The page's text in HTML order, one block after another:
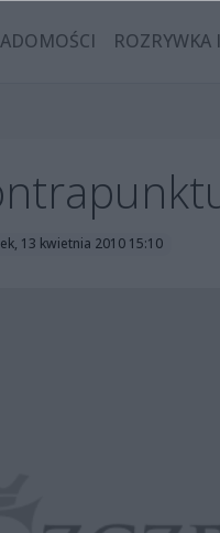
ROZRYWKA
13 kwietnia 2010 15:10